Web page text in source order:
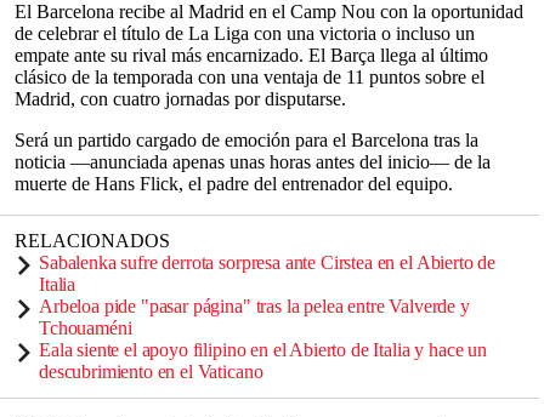
El Barcelona recibe al Madrid en el Camp Nou con la oportunidad
de celebrar el título de La Liga con una victoria o incluso un
empate ante su rival más encarnizado. El Barça llega al último
clásico de la temporada con una ventaja de 11 puntos sobre el
Madrid, con cuatro jornadas por disputarse.
Será un partido cargado de emoción para el Barcelona tras la
noticia —anunciada apenas unas horas antes del inicio— de la
muerte de Hans Flick, el padre del entrenador del equipo.
RELACIONADOS
Sabalenka sufre derrota sorpresa ante Cirstea en el Abierto de
Italia
Arbeloa pide "pasar página" tras la pelea entre Valverde y
Tchouaméni
Eala siente el apoyo filipino en el Abierto de Italia y hace un
descubrimiento en el Vaticano